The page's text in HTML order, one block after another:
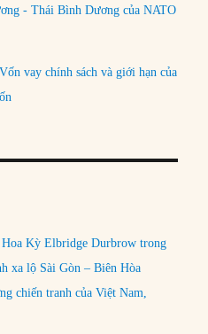
- Thái Bình Dương của NATO
vay chính sách và giới hạn của
Kỳ Elbridge Durbrow trong
xa lộ Sài Gòn – Biên Hòa
chiến tranh của Việt Nam,